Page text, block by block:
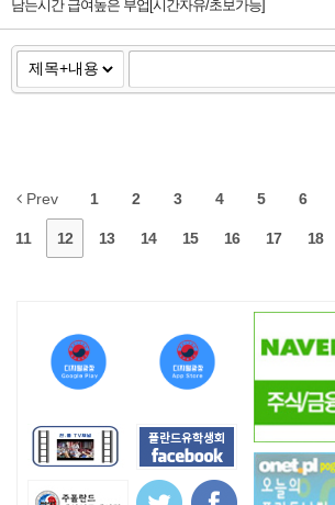
남는시간 급여높은 부업[시간자유/초보가능]
Prev 1 2 3 4 5 6
11 12 13 14 15 16 17 18